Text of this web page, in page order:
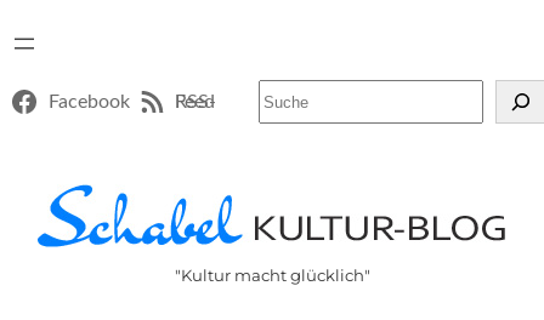
Facebook RSS-Feed
"Kultur macht glücklich"